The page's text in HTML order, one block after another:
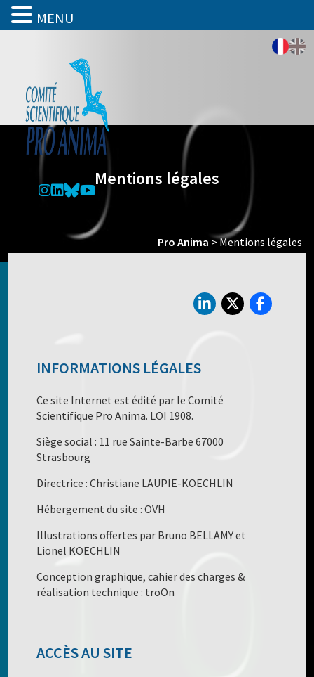
Mentions légales
Pro Anima >Mentions légales
INFORMATIONS LÉGALES
Ce site Internet est édité par le Comité
Scientifique Pro Anima. LOI 1908.
Siège social : 11 rue Sainte-Barbe 67000
Strasbourg
Directrice : Christiane LAUPIE-KOECHLIN
Hébergement du site : OVH
Illustrations offertes par Bruno BELLAMY et
Lionel KOECHLIN
Conception graphique, cahier des charges &
réalisation technique : troOn
ACCÈS AU SITE
MENU